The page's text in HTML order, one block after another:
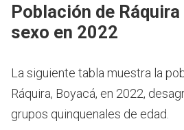
Población de
sexo en 2022
La siguiente tabla muestra la
Ráquira, Boyacá, en 2022,
grupos quinquenales de edad.